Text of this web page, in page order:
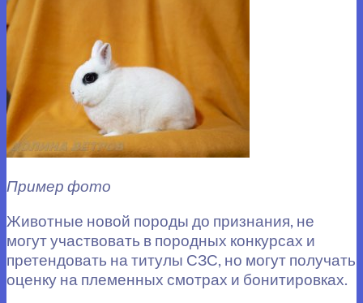
Пример фото
Животные новой породы до признания, не
могут участвовать в породных конкурсах и
претендовать на титулы СЗС, но могут получать
оценку на племенных смотрах и бонитировках.